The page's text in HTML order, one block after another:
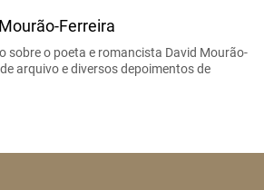
Ferreira
sobre o poeta e romancista David Mourão-
arquivo e diversos depoimentos de